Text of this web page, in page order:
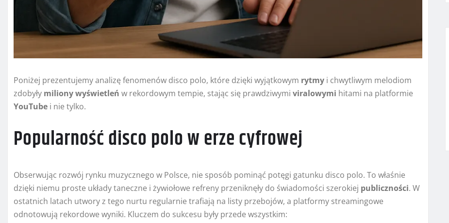
Poniżej prezentujemy analizę fenomenów disco polo, które dzięki wyjątkowym rytmy i chwytliwym melodiom
zdobyły miliony wyświetleń w rekordowym tempie, stając się prawdziwymi viralowymi hitami na platformie
YouTube i nie tylko.
Popularność disco polo w erze cyfrowej
Obserwując rozwój rynku muzycznego w Polsce, nie sposób pominąć potęgi gatunku disco polo. To właśnie
dzięki niemu proste układy taneczne i żywiołowe refreny przeniknęły do świadomości szerokiej publiczności. W
ostatnich latach utwory z tego nurtu regularnie trafiają na listy przebojów, a platformy streamingowe
odnotowują rekordowe wyniki. Kluczem do sukcesu były przede wszystkim: